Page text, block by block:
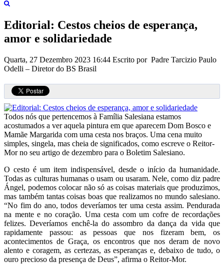
Editorial: Cestos cheios de esperança,
amor e solidariedade
Quarta, 27 Dezembro 2023 16:44 Escrito por Padre Tarcizio Paulo
Odelli – Diretor do BS Brasil
Todos nós que pertencemos à Família Salesiana estamos
acostumados a ver aquela pintura em que aparecem Dom Bosco e
Mamãe Margarida com uma cesta nos braços. Uma cena muito
simples, singela, mas cheia de significados, como escreve o Reitor-
Mor no seu artigo de dezembro para o Boletim Salesiano.
O cesto é um item indispensável, desde o início da humanidade.
Todas as culturas humanas o usam ou usaram. Nele, como diz padre
Ángel, podemos colocar não só as coisas materiais que produzimos,
mas também tantas coisas boas que realizamos no mundo salesiano.
“No fim do ano, todos deveríamos ter uma cesta assim. Pendurada
na mente e no coração. Uma cesta com um cofre de recordações
felizes. Deveríamos enchê-la do assombro da dança da vida que
rapidamente passou: as pessoas que nos fizeram bem, os
acontecimentos de Graça, os encontros que nos deram de novo
alento e coragem, as certezas, as esperanças e, debaixo de tudo, o
ouro precioso da presença de Deus”, afirma o Reitor-Mor.